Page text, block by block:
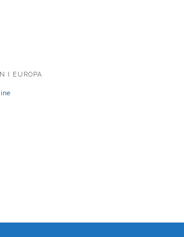
I EUROPA